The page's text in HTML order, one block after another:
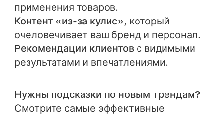
применения товаров.
Контент «из-за кулис», который
очеловечивает ваш бренд и персонал.
Рекомендации клиентовс видимыми
результатами и впечатлениями.
Нужны подсказки по новым трендам?
Смотрите самые эффективные